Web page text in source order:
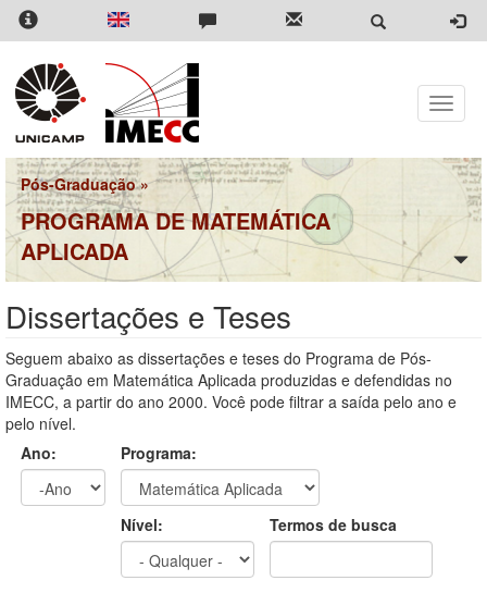
Pular
para
conteúdo
principal
Toggle
Pós-Graduação»
PROGRAMA DE MATEMÁTICA
APLICADA
Dissertações e Teses
Seguem abaixo as dissertações e teses do Programa de Pós-
Graduação em Matemática Aplicada produzidas e defendidas no
IMECC, a partir do ano 2000. Você pode filtrar a saída pelo ano e
pelo nível.
Ano:
Programa:
Nível: Termos de busca